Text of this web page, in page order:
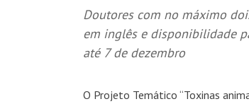
Doutores com no máximo
em inglês e disponibilidade
até 7 de dezembro
O Projeto Temático “Toxinas